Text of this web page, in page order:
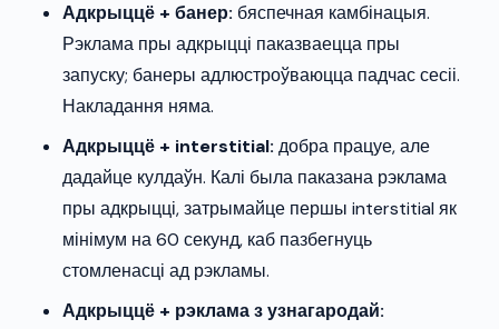
Адкрыццё + банер: бяспечная камбінацыя.
Рэклама пры адкрыцці паказваецца пры
запуску; банеры адлюстроўваюцца падчас сесіі.
Накладання няма.
Адкрыццё + interstitial: добра працуе, але
дадайце кулдаўн. Калі была паказана рэклама
пры адкрыцці, затрымайце першы interstitial як
мінімум на 60 секунд, каб пазбегнуць
стомленасці ад рэкламы.
Адкрыццё + рэклама з узнагародай: